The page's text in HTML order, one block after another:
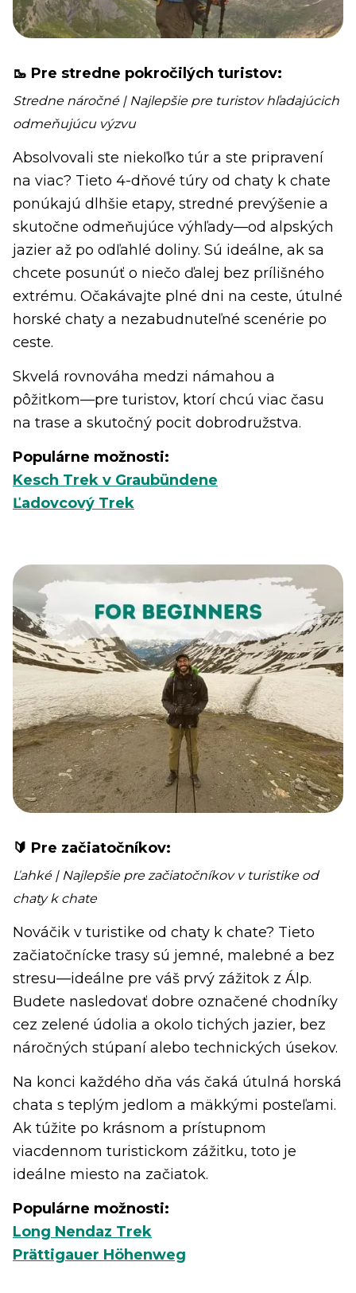
🥾 Pre stredne pokročilých turistov:
Stredne náročné | Najlepšie pre turistov hľadajúcich
odmeňujúcu výzvu
Absolvovali ste niekoľko túr a ste pripravení
na viac? Tieto 4-dňové túry od chaty k chate
ponúkajú dlhšie etapy, stredné prevýšenie a
skutočne odmeňujúce výhľady—od alpských
jazier až po odľahlé doliny. Sú ideálne, ak sa
chcete posunúť o niečo ďalej bez prílišného
extrému. Očakávajte plné dni na ceste, útulné
horské chaty a nezabudnuteľné scenérie po
ceste.
Skvelá rovnováha medzi námahou a
pôžitkom—pre turistov, ktorí chcú viac času
na trase a skutočný pocit dobrodružstva.
Populárne možnosti:
Kesch Trek v Graubündene
Ľadovcový Trek
🔰 Pre začiatočníkov:
Ľahké | Najlepšie pre začiatočníkov v turistike od
chaty k chate
Nováčik v turistike od chaty k chate? Tieto
začiatočnícke trasy sú jemné, malebné a bez
stresu—ideálne pre váš prvý zážitok z Álp.
Budete nasledovať dobre označené chodníky
cez zelené údolia a okolo tichých jazier, bez
náročných stúpaní alebo technických úsekov.
Na konci každého dňa vás čaká útulná horská
chata s teplým jedlom a mäkkými posteľami.
Ak túžite po krásnom a prístupnom
viacdennom turistickom zážitku, toto je
ideálne miesto na začiatok.
Populárne možnosti:
Long Nendaz Trek
Prättigauer Höhenweg